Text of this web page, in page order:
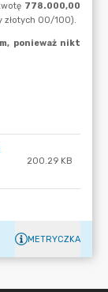
200.29 KB
METRYCZKA